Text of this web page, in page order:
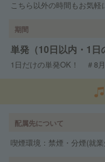
こちら以外の時間もお気軽
期間
単発（10日以内・1日
1日だけの単発OK！ ＃8
配属先について
喫煙環境：禁煙・分煙(就